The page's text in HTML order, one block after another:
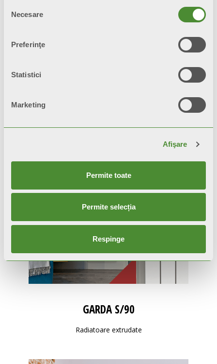
consimțământului
Necesare
Preferinţe
Statistici
Marketing
Afişare
Permite toate
Permite selecția
Respinge
GARDA S/90
Radiatoare extrudate